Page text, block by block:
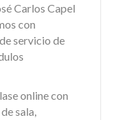
Carlos Capel
con
servicio de
online con
sala,